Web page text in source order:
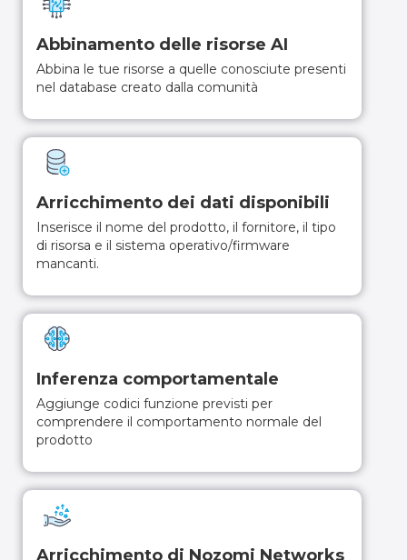
Abbinamento delle risorse AI
Abbina le tue risorse a quelle conosciute presenti
nel database creato dalla comunità
Arricchimento dei dati disponibili
Inserisce il nome del prodotto, il fornitore, il tipo
di risorsa e il sistema operativo/firmware
mancanti.
Inferenza comportamentale
Aggiunge codici funzione previsti per
comprendere il comportamento normale del
prodotto
Arricchimento di Nozomi Networks